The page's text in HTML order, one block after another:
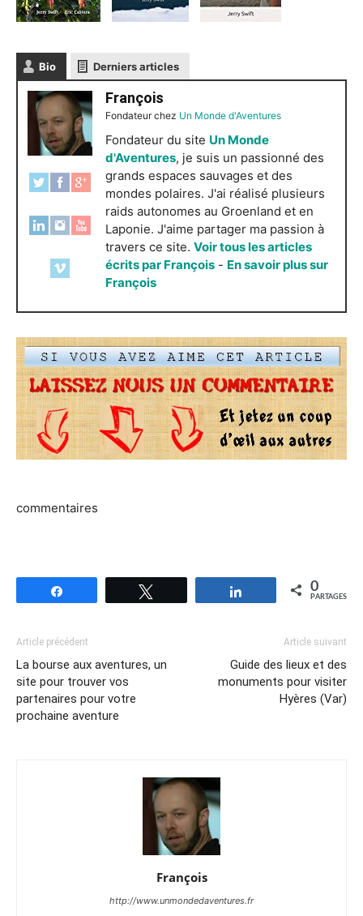
Bio Derniers articles
François
Fondateurchez Un Monde d'Aventures
Fondateur du site Un Monde
d'Aventures, je suis un passionné des
grands espaces sauvages et des
mondes polaires. J'ai réalisé plusieurs
raids autonomes au Groenland et en
Laponie. J'aime partager ma passion à
travers ce site. Voir tous les articles
écrits par François - En savoir plus sur
François
commentaires
Partagez 0
PARTAGES
Article précédent
La bourse aux aventures, un
site pour trouver vos
partenaires pour votre
prochaine aventure
Article suivant
Guide des lieux et des
monuments pour visiter
Hyères (Var)
François
http://www.unmondedaventures.fr